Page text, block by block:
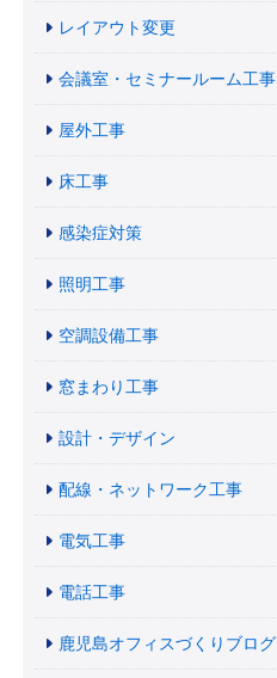
レイアウト変更
会議室・セミナールーム工事
屋外工事
床工事
感染症対策
照明工事
空調設備工事
窓まわり工事
設計・デザイン
配線・ネットワーク工事
電気工事
電話工事
鹿児島オフィスづくりブログ